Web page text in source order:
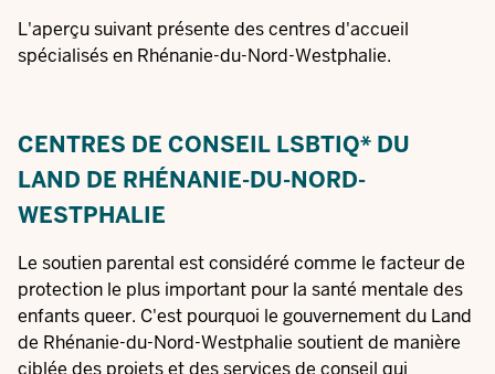
L'aperçu suivant présente des centres d'accueil
spécialisés en Rhénanie-du-Nord-Westphalie.
CENTRES DE CONSEIL LSBTIQ* DU
LAND DE RHÉNANIE-DU-NORD-
WESTPHALIE
Le soutien parental est considéré comme le facteur de
protection le plus important pour la santé mentale des
enfants queer. C'est pourquoi le gouvernement du Land
de Rhénanie-du-Nord-Westphalie soutient de manière
ciblée des projets et des services de conseil qui